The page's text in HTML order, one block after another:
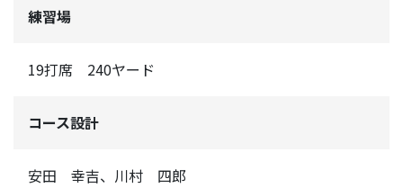
練習場
19打席 240ヤード
コース設計
安田 幸吉、川村 四郎